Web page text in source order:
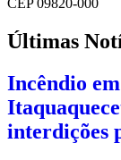
CEP 09820-000
Últimas
Incêndio
interdições